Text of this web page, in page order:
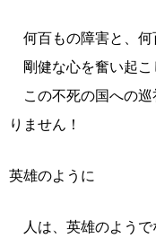
何百もの障害と、何
剛健な心を奮い起こ
この不死の国への巡
りません！
英雄のように
人は、英雄のようで